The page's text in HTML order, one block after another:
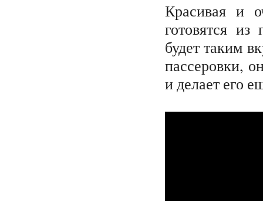
Красивая и
готовятся
будет таким
пассеровки,
и делает его